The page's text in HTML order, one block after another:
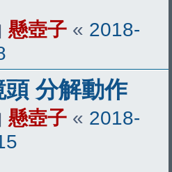
懸壺子 « 2018-
分解動作
懸壺子 « 2018-